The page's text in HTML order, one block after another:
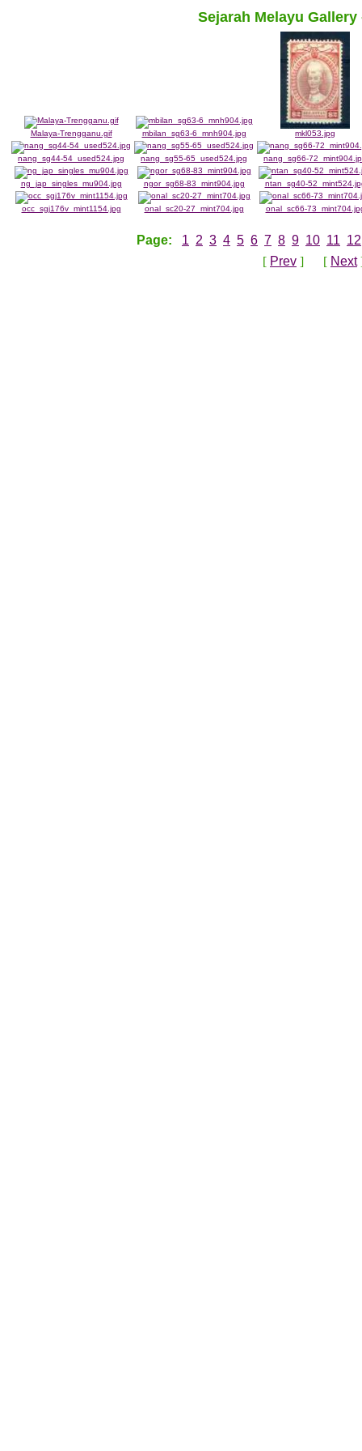
Sejarah Melayu Gallery
Malaya-Trengganu.gif mbilan_sg63-6_mnh904.jpg mkl053.jpg
nang_sg44-54_used524.jpg nang_sg55-65_used524.jpg nang_sg66-
ng_jap_singles_mu904.jpg ngor_sg68-83_mint904.jpg ntan_sg40-
occ_sgj176v_mint1154.jpg onal_sc20-27_mint704.jpg onal_sc66-
Page: 1 2 3 4 5 6 7 8 9 10 11 12
[ Prev ] [ Next